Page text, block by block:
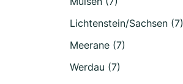
Lichtenstein/Sachsen (7)
Meerane (7)
Werdau (7)